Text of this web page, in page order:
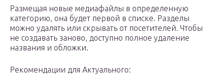
Размещая новые медиафайлы в определенную
категорию, она будет первой в списке. Разделы
можно удалять или скрывать от посетителей. Чтобы
не создавать заново, доступно полное удаление
названия и обложки.
Рекомендации для Актуального: